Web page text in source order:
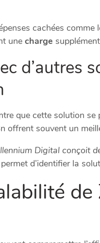
cachées
une charge
d’autres
que cette solution
offrent souvent un
Digital conçoit
d’identifier la
de